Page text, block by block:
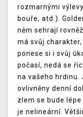
rozmarnými
bouře, atd.).
něm sehrají
má svůj
ponese si i svůj
počasí, nedá se
na vašeho hrdinu.
ovlivněny denní
zlem se bude
je nelineární.